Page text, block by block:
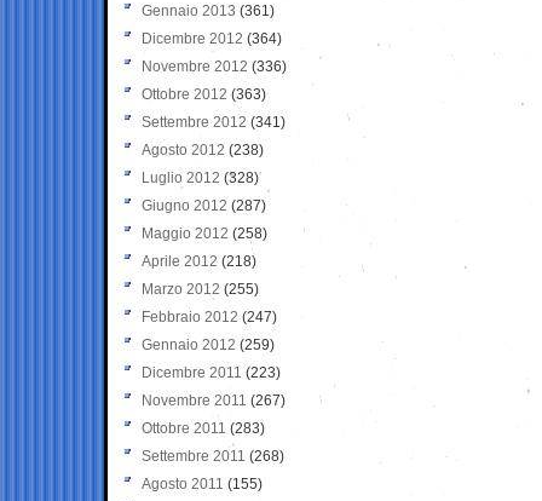
Gennaio 2013 (361)
Dicembre 2012 (364)
Novembre 2012 (336)
Ottobre 2012 (363)
Settembre 2012 (341)
Agosto 2012 (238)
Luglio 2012 (328)
Giugno 2012 (287)
Maggio 2012 (258)
Aprile 2012 (218)
Marzo 2012 (255)
Febbraio 2012 (247)
Gennaio 2012 (259)
Dicembre 2011 (223)
Novembre 2011 (267)
Ottobre 2011 (283)
Settembre 2011 (268)
Agosto 2011 (155)